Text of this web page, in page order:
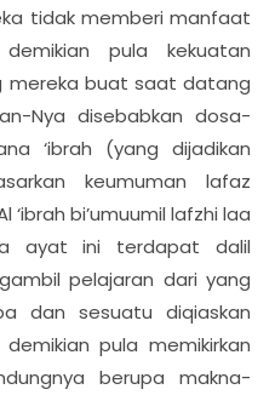
tidak memberi manfaat
pula kekuatan
mereka buat saat datang
Nya disebabkan dosa-
‘ibrah (yang dijadikan
keumuman lafaz
‘ibrah bi’umuumil lafzhi laa
ayat ini terdapat dalil
pelajaran dari yang
dan sesuatu diqiaskan
pula memikirkan
berupa makna-